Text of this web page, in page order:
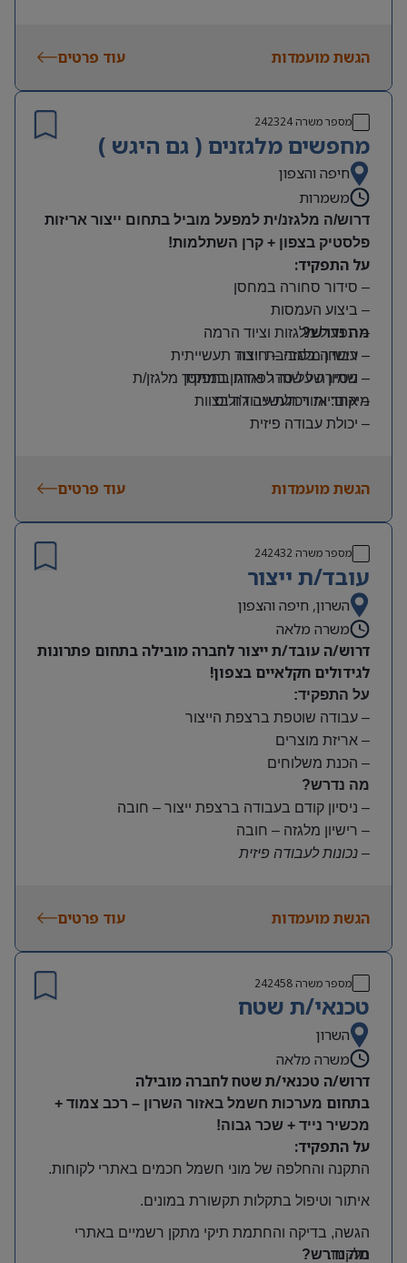
הגשת מועמדות עוד פרטים
מספר משרה242324
מחפשים מלגזנים ( גם היגש )
חיפה והצפון
משמרות
דרוש/ה מלגזנ/ית למפעל מוביל בתחום ייצור אריזות
פלסטיק בצפון + קרן השתלמות!
על התפקיד:
– סידור סחורה במחסן
– ביצוע העמסות
– תפעול מלגזות וציוד הרמה
– עבודה בסביבת ייצור תעשייתית
– שמירה על סדר וארגון במחסן
מה נדרש?
– רישיון מלגזה – חובה
– ניסיון של שנה לפחות בתפקיד מלגזן/ת
– אחריות ויכולת עבודה בצוות
– יכולת עבודה פיזית
משמרות:
שעות נוספות לפי צורך
תנאים:
סיבוס
קרן השתלמות
מיקום: אזור תעשייה ג’וליס
הגשת מועמדות עוד פרטים
מספר משרה 242432
עובד/ת ייצור
השרון, חיפה והצפון
משרה מלאה
דרוש/ה עובד/ת ייצור לחברה מובילה בתחום פתרונות
לגידולים חקלאיים בצפון!
על התפקיד:
– עבודה שוטפת ברצפת הייצור
– אריזת מוצרים
– הכנת משלוחים
מה נדרש?
– ניסיון קודם בעבודה ברצפת ייצור – חובה
– רישיון מלגזה – חובה
– נכונות לעבודה פיזית
משרה מלאה | ימים א-ה | 6:30-15:30
קרן השתלמות ובונוסים
עובד חברה מהיום הראשון
מיקום: חדרה
הגשת מועמדות עוד פרטים
מספר משרה242458
טכנאי/ת שטח
השרון
משרה מלאה
דרוש/ה טכנאי/ת שטח לחברה מובילה
בתחום מערכות חשמל באזור השרון – רכב צמוד +
מכשיר נייד + שכר גבוה!
על התפקיד:
התקנה והחלפה של מוני חשמל חכמים באתרי לקוחות.
איתור וטיפול בתקלות תקשורת במונים.
הגשה, בדיקה והחתמת תיקי מתקן רשמיים באתרי
הלקוח.
מה נדרש?